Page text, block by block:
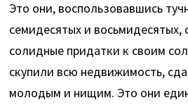
Это они, воспользовавшись
семидесятых и восьмидесятых,
солидные придатки к своим
скупили всю недвижимость,
молодым и нищим. Это они